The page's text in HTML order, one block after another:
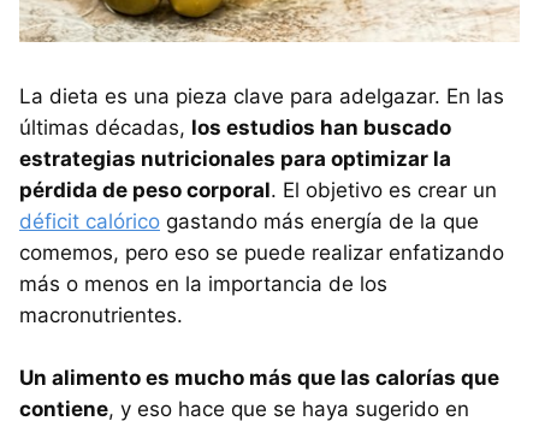
La dieta es una pieza clave para adelgazar. En las
últimas décadas, los estudios han buscado
estrategias nutricionales para optimizar la
pérdida de peso corporal. El objetivo es crear un
déficit calórico gastando más energía de la que
comemos, pero eso se puede realizar enfatizando
más o menos en la importancia de los
macronutrientes.
Un alimento es mucho más que las calorías que
contiene, y eso hace que se haya sugerido en